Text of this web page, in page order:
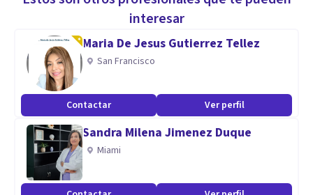
Especialidad
dependencia emocional, son algunos de los problemas más
frecuentes en consulta. En mi ejercicio profesional, ofrezco
herramientas probadas, empírica y científicamente a través
de un enfoque cognitivo - conductual que te permitirán
hacer frente a los momentos de conflicto.
Te invito a trabajar con herramientas psicológicas
interesar
Maria De Jesus Gutierrez Tellez
San Francisco
Contactar Ver perfil
Sandra Milena Jimenez Duque
Miami